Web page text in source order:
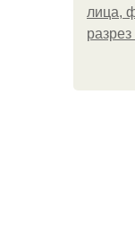
лица,
разрез